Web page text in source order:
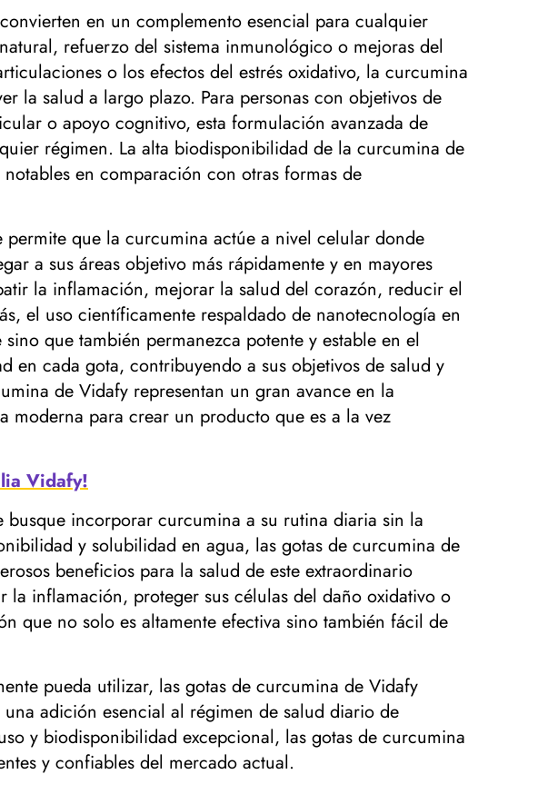
en un complemento esencial para cualquier
refuerzo del sistema inmunológico o mejoras del
o los efectos del estrés oxidativo, la curcumina
la salud a largo plazo. Para personas con objetivos de
o apoyo cognitivo, esta formulación avanzada de
régimen. La alta biodisponibilidad de la curcumina de
en comparación con otras formas de
que la curcumina actúe a nivel celular donde
a sus áreas objetivo más rápidamente y en mayores
la inflamación, mejorar la salud del corazón, reducir el
el uso científicamente respaldado de nanotecnología en
que también permanezca potente y estable en el
en cada gota, contribuyendo a sus objetivos de salud y
de Vidafy representan un gran avance en la
para crear un producto que es a la vez
Vidafy!
incorporar curcumina a su rutina diaria sin la
y solubilidad en agua, las gotas de curcumina de
beneficios para la salud de este extraordinario
la inflamación, proteger sus células del daño oxidativo o
que no solo es altamente efectiva sino también fácil de
pueda utilizar, las gotas de curcumina de Vidafy
adición esencial al régimen de salud diario de
y biodisponibilidad excepcional, las gotas de curcumina
y confiables del mercado actual.